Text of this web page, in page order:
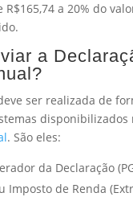
R$165,74 a 20% do
a
ser realizada de
disponibilizados
. São eles:
da Declaração
Imposto de Renda